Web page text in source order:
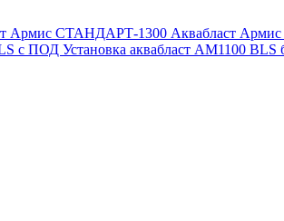
Армис СТАНДАРТ-1300 Аквабласт
с ПОД Установка аквабласт AM1100